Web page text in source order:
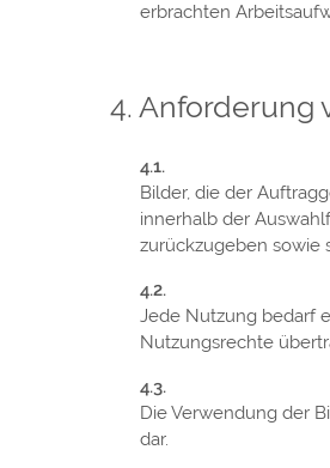
erbrachten
Anforderung
Bilder, die der
innerhalb der
zurückzugeben sowie
Jede Nutzung bedarf
Nutzungsrechte
Die Verwendung der
dar.